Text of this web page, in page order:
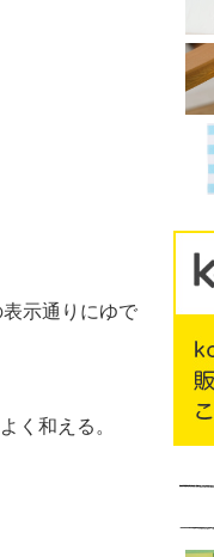
示通りにゆで
く和える。